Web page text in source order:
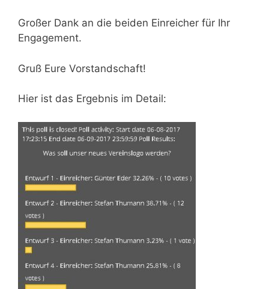
Großer Dank an die beiden Einreicher für Ihr
Engagement.
Gruß Eure Vorstandschaft!
Hier ist das Ergebnis im Detail: